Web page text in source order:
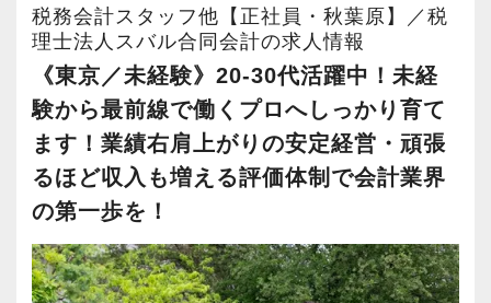
『税務申告補助』も行なってもらうこともでき
ます！
なお、担当いただく業務や顧問先数は、柔軟に
相談にのって調整いたします。
また、弊社代表が公認会計士でもあることか
ら、興味がある方には、税務のみならずいろい
ろな会計分野でのチャレンジの機会も提供して
【報酬とキャリア】
キルアップを目指したい方を応援しています。
『頑張る人には頑張れる環境の準備を』を一
つのテーマに、社内研修制度を用意していま
す。
◉ 人事評価制度の導入！
ゼロベースでは、『公平な評価制度』を大切
にしています。
正社員でもアルバイトでも『同一の仕事は同
安心ください！
◉ やりがいのない仕事を極力減らし、スタッフ
のスキルアップを応援します
ゼロベースは、AIの活用はもちろんのこと、
『どうしたら業務を削減できるのか』『どうし
たらお客様が喜んでもらえるサービスとなる
か』『どうしたらスタッフみんなが働きやすく
働けるのか』を日々考えています。
《対面コミュニケーションを大切にする税理士
法人》
スバルの特徴として、何よりも「対面」で話す
ことを大切にしています。
感染症対策や業務効率の面から、最近ではオン
ラインをベースにしたサポートを行う事務所も
少なくありません。
もちろん、私たちも必要に応じてZoomやメー
税務会計スタッフ他【正社員・秋葉原】／税
理士法人スバル合同会計の求人情報
《東京／未経験》20-30代活躍中！未経
験から最前線で働くプロへしっかり育て
ます！業績右肩上がりの安定経営・頑張
るほど収入も増える評価体制で会計業界
の第一歩を！